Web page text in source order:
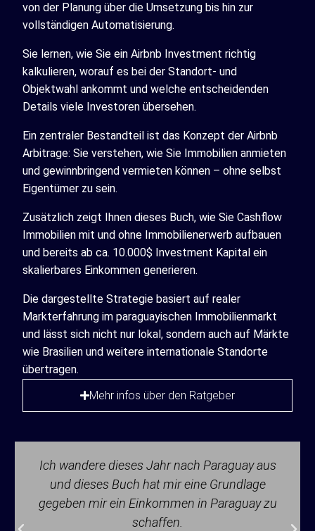
von der Planung über die Umsetzung bis hin zur
vollständigen Automatisierung.
Sie lernen, wie Sie ein Airbnb Investment richtig
kalkulieren, worauf es bei der Standort- und
Objektwahl ankommt und welche entscheidenden
Details viele Investoren übersehen.
Ein zentraler Bestandteil ist das Konzept der Airbnb
Arbitrage: Sie verstehen, wie Sie Immobilien anmieten
und gewinnbringend vermieten können – ohne selbst
Eigentümer zu sein.
Zusätzlich zeigt Ihnen dieses Buch, wie Sie Cashflow
Immobilien mit und ohne Immobilienerwerb aufbauen
und bereits ab ca. 10.000$ Investment Kapital ein
skalierbares Einkommen generieren.
Die dargestellte Strategie basiert auf realer
Markterfahrung im paraguayischen Immobilienmarkt
und lässt sich nicht nur lokal, sondern auch auf Märkte
wie Brasilien und weitere internationale Standorte
übertragen.
Mehr infos über den Ratgeber
Ich wandere dieses Jahr nach Paraguay aus
und dieses Buch hat mir eine Grundlage
gegeben mir ein Einkommen in Paraguay zu
schaffen.